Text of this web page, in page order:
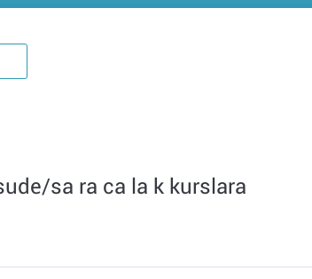
sa ra ca la k kurslara